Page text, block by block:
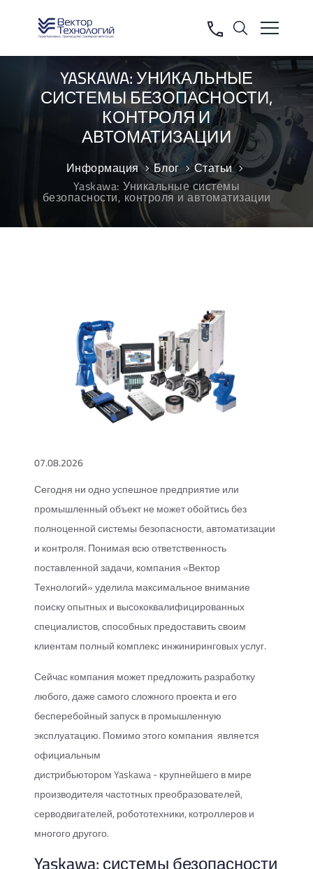
YASKAWA: УНИКАЛЬНЫЕ
СИСТЕМЫ БЕЗОПАСНОСТИ,
КОНТРОЛЯ И
АВТОМАТИЗАЦИИ
Информация Блог
Статьи
Yaskawa: Уникальные системы
безопасности, контроля и автоматизации
07.08.2026
Сегодня ни одно успешное предприятие или
промышленный объект не может обойтись без
полноценной системы безопасности, автоматизации
и контроля. Понимая всю ответственность
поставленной задачи, компания «Вектор
Технологий» уделила максимальное внимание
поиску опытных и высококвалифицированных
специалистов, способных предоставить своим
клиентам полный комплекс инжиниринговых услуг.
Сейчас компания может предложить разработку
любого, даже самого сложного проекта и его
бесперебойный запуск в промышленную
эксплуатацию. Помимо этого компания является
официальным
дистрибьютором Yaskawa - крупнейшего в мире
производителя частотных преобразователей,
серводвигателей, робототехники, котроллеров и
многого другого.